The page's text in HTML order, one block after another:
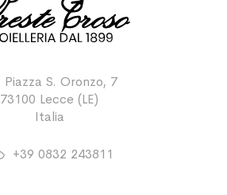
Piazza S. Oronzo, 7
73100 Lecce (LE)
Italia
+39 0832 243811